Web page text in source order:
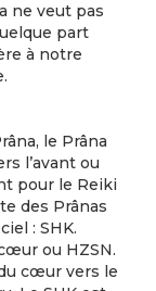
ne veut pas
part
à notre
le Prâna
l’avant ou
pour le Reiki
des Prânas
: SHK.
ou HZSN.
cœur vers le